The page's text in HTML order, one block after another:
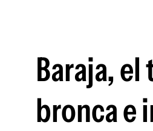
Baraja,
bronca e